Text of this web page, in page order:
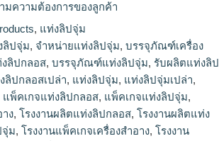
ความต้องการของลูกค้า
ลิตแท่งลิปจุ่ม,ขายส่งแท่งลิปจุ่ม,จำหน่ายแท่งลิป
, แท่งลิปจุ่ม
ลิปจุ่ม, จำหน่ายแท่งลิปจุ่ม,บรรจุภัณฑ์เครื่อง
ลิปกลอส,บรรจุภัณฑ์แท่งลิปจุ่ม, รับผลิตแท่งลิป
ลิปกลอสเปล่า, แท่งลิปจุ่ม, แท่งลิปจุ่มเปล่า,
แพ็คเกจแท่งลิปกลอส, แพ็คเกจแท่งลิปจุ่ม,
ง,โรงงานผลิตแท่งลิปกลอส,โรงงานผลิตแท่ง
จุ่ม,โรงงานแพ็คเกจเครื่องสำอาง,โรงงาน